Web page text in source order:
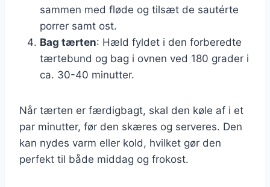
sammen med fløde og tilsæt de sautérte
porrer samt ost.
Bag tærten: Hæld fyldet i den forberedte
tærtebund og bag i ovnen ved 180 grader i
ca. 30-40 minutter.
Når tærten er færdigbagt, skal den køle af i et
par minutter, før den skæres og serveres. Den
kan nydes varm eller kold, hvilket gør den
perfekt til både middag og frokost.